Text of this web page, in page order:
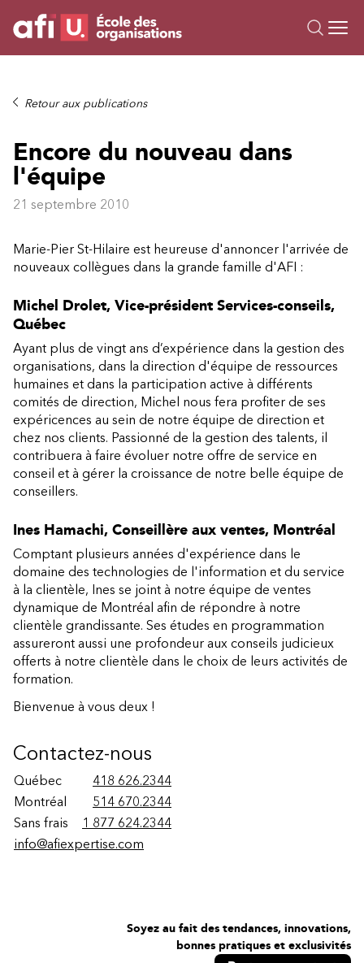
Formations
Sur mesure
À propos
Ressources
Retour aux publications
Encore du nouveau dans
l'équipe
21 septembre 2010
Marie-Pier St-Hilaire est heureuse d'annoncer l'arrivée de
nouveaux collègues dans la grande famille d'AFI :
Michel Drolet, Vice-président Services-conseils,
Québec
Ayant plus de vingt ans d’expérience dans la gestion des
organisations, dans la direction d'équipe de ressources
humaines et dans la participation active à différents
comités de direction, Michel nous fera profiter de ses
expéricences au sein de notre équipe de direction et
chez nos clients. Passionné de la gestion des talents, il
contribuera à faire évoluer notre offre de service en
conseil et à gérer la croissance de notre belle équipe de
conseillers.
Ines Hamachi, Conseillère aux ventes, Montréal
Comptant plusieurs années d'expérience dans le
domaine des technologies de l'information et du service
à la clientèle, Ines se joint à notre équipe de ventes
dynamique de Montréal afin de répondre à notre
clientèle grandissante. Ses études en programmation
assureront aussi une profondeur aux conseils judicieux
offerts à notre clientèle dans le choix de leurs activités de
formation.
Bienvenue à vous deux !
Contactez-nous
Québec
418 626.2344
Montréal
514 670.2344
Sans frais
1 877 624.2344
info@afiexpertise.com
Soyez au fait des tendances, innovations,
bonnes pratiques et exclusivités